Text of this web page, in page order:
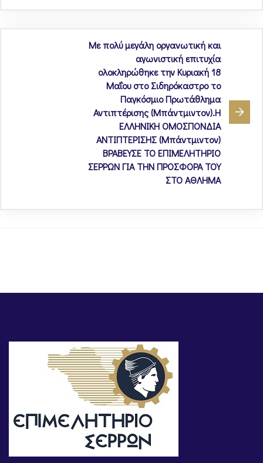
Με πολύ μεγάλη οργανωτική και
αγωνιστική επιτυχία
ολοκληρώθηκε την Κυριακή 18
Μαΐου στο Σιδηρόκαστρο το
Παγκόσμιο Πρωτάθλημα
Αντιπτέρισης (Μπάντμιντον).Η
ΕΛΛΗΝΙΚΗ ΟΜΟΣΠΟΝΔΙΑ
ΑΝΤΙΠΤΕΡΙΣΗΣ (Μπάντμιντον)
ΒΡΑΒΕΥΣΕ ΤΟ ΕΠΙΜΕΛΗΤΗΡΙΟ
ΣΕΡΡΩΝ ΓΙΑ ΤΗΝ ΠΡΟΣΦΟΡΑ ΤΟΥ
ΣΤΟ ΑΘΛΗΜΑ